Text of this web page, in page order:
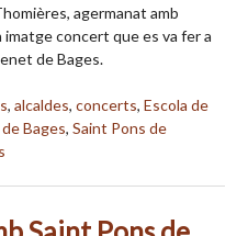
agermanat amb
concert que es va fer a
de Bages.
, alcaldes, concerts, Escola de
Bages, Saint Pons de